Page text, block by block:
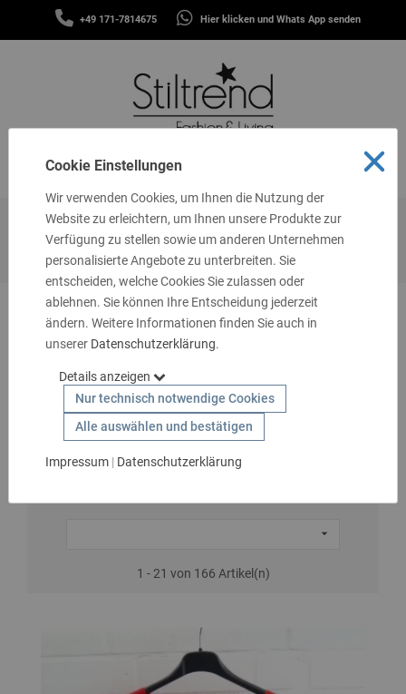
+49 171-7814675 Hier klicken und Whats App senden
MENÜ
SCHALS
STIRNBÄNDER
GUTSCHEINE
TASCHEN
&
MEHR
LIVING
SCHMUCK
SOCKEN
GESCHENKIDEEN
HANDSCHUHE
Startseite Themen Basics Shirts & Blusen
kurzarm
Shirts Kurzarm

1 - 21 von 166 Artikel(n)
Cookie Einstellungen
Wir verwenden Cookies, um Ihnen die Nutzung der
Website zu erleichtern, um Ihnen unsere Produkte zur
Verfügung zu stellen sowie um anderen Unternehmen
personalisierte Angebote zu unterbreiten. Sie
entscheiden, welche Cookies Sie zulassen oder
ablehnen. Sie können Ihre Entscheidung jederzeit
ändern. Weitere Informationen finden Sie auch in
unserer Datenschutzerklärung.
Details anzeigen
Nur technisch notwendige Cookies
Alle auswählen und bestätigen
Impressum| Datenschutzerklärung